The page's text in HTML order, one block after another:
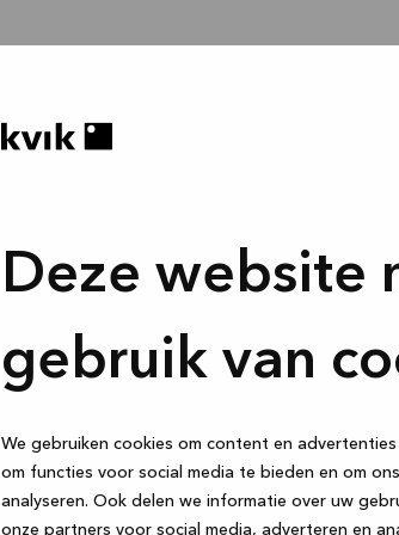
Deze website
gebruik van
We gebruiken cookies om content en
om functies voor social media te bieden en om
analyseren. Ook delen we informatie over uw
onze partners voor social media, adverteren en